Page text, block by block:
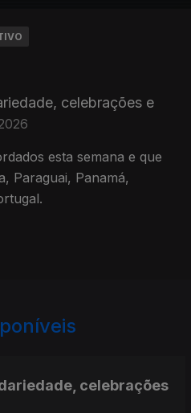
celebrações e
esta semana e que
Paraguai, Panamá,
celebrações